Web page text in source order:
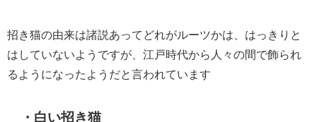
招き猫の由来は諸説あってどれがルーツかは、はっきりと
はしていないようですが、江戸時代から人々の間で飾られ
るようになったようだと言われています
・白い招き猫